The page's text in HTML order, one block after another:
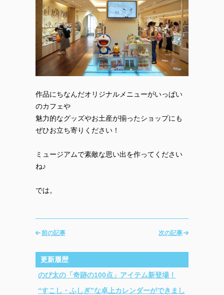
作品にちなんだオリジナルメニューがいっぱい
のカフェや
魅力的なグッズやお土産が揃ったショップにも
ぜひお立ち寄りください！
ミュージアムで素敵な思い出を作ってください
ね♪
では。
次の記事
前の記事
更新履歴
のび太の「奇跡の100点」アイテム新登場！
“すこし・ふしぎ”な卓上カレンダーができまし